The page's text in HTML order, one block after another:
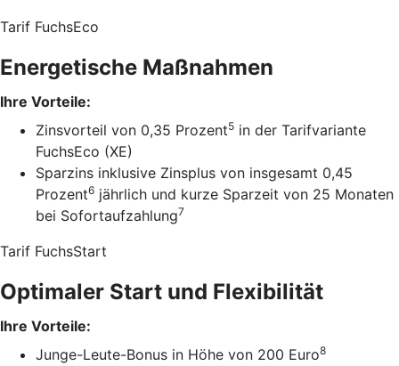
Tarif FuchsEco
Energetische Maßnahmen
Ihre Vorteile:
Zinsvorteil von 0,35 Prozent5 in der Tarifvariante
FuchsEco (XE)
Sparzins inklusive Zinsplus von insgesamt 0,45
Prozent6 jährlich und kurze Sparzeit von 25 Monaten
bei Sofortaufzahlung7
Tarif FuchsStart
Optimaler Start und Flexibilität
Ihre Vorteile:
Junge-Leute-Bonus in Höhe von 200 Euro8